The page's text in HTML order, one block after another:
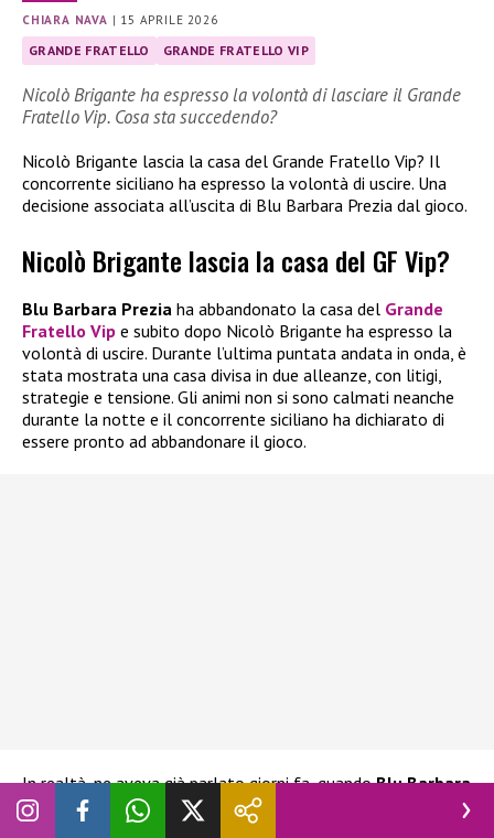
CHIARA NAVA | 15 APRILE 2026
GRANDE FRATELLO GRANDE FRATELLO VIP
Nicolò Brigante ha espresso la volontà di lasciare il Grande
Fratello Vip. Cosa sta succedendo?
Nicolò Brigante lascia la casa del Grande Fratello Vip? Il
concorrente siciliano ha espresso la volontà di uscire. Una
decisione associata all’uscita di Blu Barbara Prezia dal gioco.
Nicolò Brigante lascia la casa del GF Vip?
Blu Barbara Prezia ha abbandonato la casa del Grande
Fratello Vip e subito dopo Nicolò Brigante ha espresso la
volontà di uscire. Durante l’ultima puntata andata in onda, è
stata mostrata una casa divisa in due alleanze, con litigi,
strategie e tensione. Gli animi non si sono calmati neanche
durante la notte e il concorrente siciliano ha dichiarato di
essere pronto ad abbandonare il gioco.
In realtà, ne aveva già parlato giorni fa, quandoBlu Barbara
Prezia
era al televoto con Adriana Volpe, Alessandra
Mussolini e Lucia Ilarido. L’ex tronista aveva già espresso